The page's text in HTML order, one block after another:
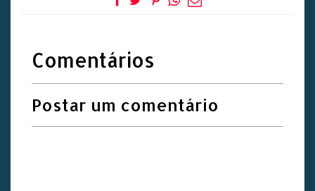
Comentários
Postar um comentário